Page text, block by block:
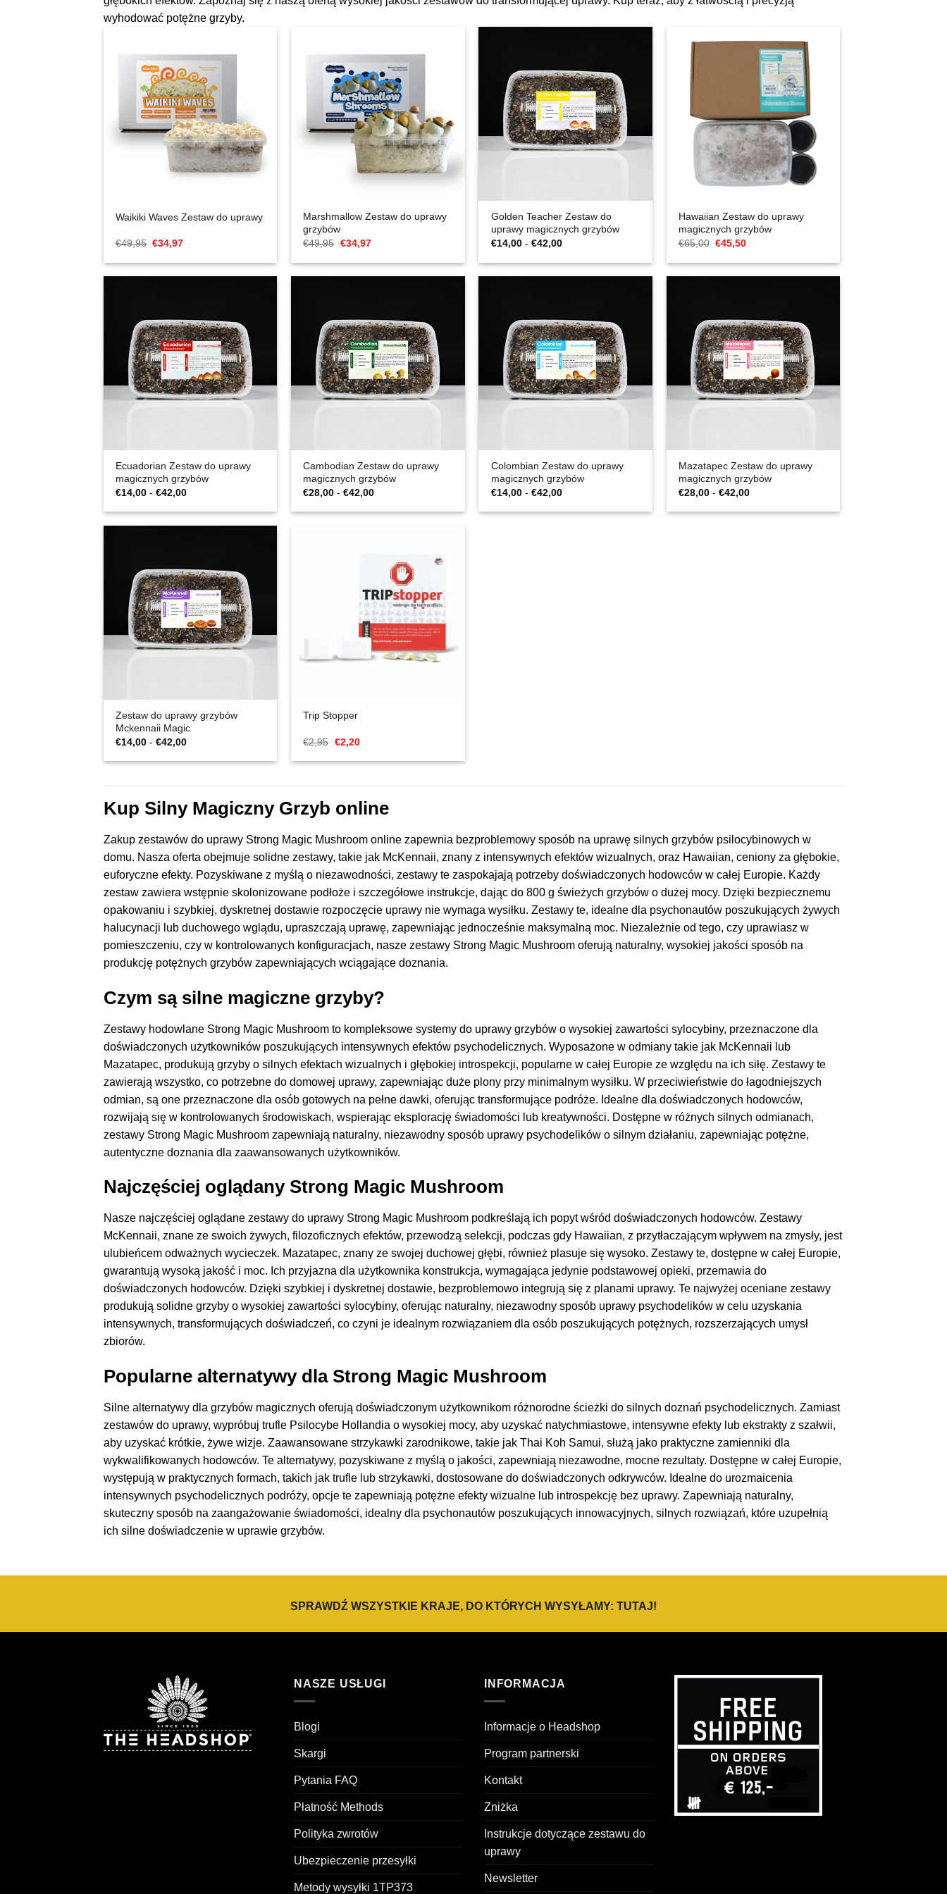
wyhodować potężne grzyby.
Waikiki Waves Zestaw do uprawy
€49,95 Cena
wynosiła:
€34,97Aktualna
to:
Marshmallow Zestaw do uprawy
grzybów
€49,95 Cena
wynosiła:
€34,97Aktualna
to:
Golden Teacher Zestaw do
uprawy magicznych grzybów
€14,00 - €42,00Zakres
€14,00
Hawaiian Zestaw do uprawy
magicznych grzybów
€65,00 Cena
wynosiła:
€45,50Aktualna
to:
Ecuadorian Zestaw do uprawy
magicznych grzybów
€14,00 - €42,00Zakres
€14,00
Cambodian Zestaw do uprawy
magicznych grzybów
€28,00 - €42,00Zakres
€28,00
Colombian Zestaw do uprawy
magicznych grzybów
€14,00 - €42,00Zakres
€14,00
Mazatapec Zestaw do uprawy
magicznych grzybów
€28,00 - €42,00Zakres
€28,00
Zestaw do uprawy grzybów
Mckennaii Magic
€14,00 - €42,00Zakres
€14,00
Trip Stopper
€2,95 Cena
wynosiła:
€2,20Aktualna
to:
Kup Silny Magiczny Grzyb online
Zakup zestawów do uprawy Strong Magic Mushroom online zapewnia bezproblemowy sposób na uprawę silnych grzybów psilocybinowych w
domu. Nasza oferta obejmuje solidne zestawy, takie jak McKennaii, znany z intensywnych efektów wizualnych, oraz Hawaiian, ceniony za głębokie,
euforyczne efekty. Pozyskiwane z myślą o niezawodności, zestawy te zaspokajają potrzeby doświadczonych hodowców w całej Europie. Każdy
zestaw zawiera wstępnie skolonizowane podłoże i szczegółowe instrukcje, dając do 800 g świeżych grzybów o dużej mocy. Dzięki bezpiecznemu
opakowaniu i szybkiej, dyskretnej dostawie rozpoczęcie uprawy nie wymaga wysiłku. Zestawy te, idealne dla psychonautów poszukujących żywych
halucynacji lub duchowego wglądu, upraszczają uprawę, zapewniając jednocześnie maksymalną moc. Niezależnie od tego, czy uprawiasz w
pomieszczeniu, czy w kontrolowanych konfiguracjach, nasze zestawy Strong Magic Mushroom oferują naturalny, wysokiej jakości sposób na
produkcję potężnych grzybów zapewniających wciągające doznania.
Czym są silne magiczne grzyby?
Zestawy hodowlane Strong Magic Mushroom to kompleksowe systemy do uprawy grzybów o wysokiej zawartości sylocybiny, przeznaczone dla
doświadczonych użytkowników poszukujących intensywnych efektów psychodelicznych. Wyposażone w odmiany takie jak McKennaii lub
Mazatapec, produkują grzyby o silnych efektach wizualnych i głębokiej introspekcji, popularne w całej Europie ze względu na ich siłę. Zestawy te
zawierają wszystko, co potrzebne do domowej uprawy, zapewniając duże plony przy minimalnym wysiłku. W przeciwieństwie do łagodniejszych
odmian, są one przeznaczone dla osób gotowych na pełne dawki, oferując transformujące podróże. Idealne dla doświadczonych hodowców,
rozwijają się w kontrolowanych środowiskach, wspierając eksplorację świadomości lub kreatywności. Dostępne w różnych silnych odmianach,
zestawy Strong Magic Mushroom zapewniają naturalny, niezawodny sposób uprawy psychodelików o silnym działaniu, zapewniając potężne,
autentyczne doznania dla zaawansowanych użytkowników.
Najczęściej oglądany Strong Magic Mushroom
Nasze najczęściej oglądane zestawy do uprawy Strong Magic Mushroom podkreślają ich popyt wśród doświadczonych hodowców. Zestawy
McKennaii, znane ze swoich żywych, filozoficznych efektów, przewodzą selekcji, podczas gdy Hawaiian, z przytłaczającym wpływem na zmysły, jest
ulubieńcem odważnych wycieczek. Mazatapec, znany ze swojej duchowej głębi, również plasuje się wysoko. Zestawy te, dostępne w całej Europie,
gwarantują wysoką jakość i moc. Ich przyjazna dla użytkownika konstrukcja, wymagająca jedynie podstawowej opieki, przemawia do
doświadczonych hodowców. Dzięki szybkiej i dyskretnej dostawie, bezproblemowo integrują się z planami uprawy. Te najwyżej oceniane zestawy
produkują solidne grzyby o wysokiej zawartości sylocybiny, oferując naturalny, niezawodny sposób uprawy psychodelików w celu uzyskania
intensywnych, transformujących doświadczeń, co czyni je idealnym rozwiązaniem dla osób poszukujących potężnych, rozszerzających umysł
zbiorów.
Popularne alternatywy dla Strong Magic Mushroom
Silne alternatywy dla grzybów magicznych oferują doświadczonym użytkownikom różnorodne ścieżki do silnych doznań psychodelicznych. Zamiast
zestawów do uprawy, wypróbuj trufle Psilocybe Hollandia o wysokiej mocy, aby uzyskać natychmiastowe, intensywne efekty lub ekstrakty z szałwii,
aby uzyskać krótkie, żywe wizje. Zaawansowane strzykawki zarodnikowe, takie jak Thai Koh Samui, służą jako praktyczne zamienniki dla
wykwalifikowanych hodowców. Te alternatywy, pozyskiwane z myślą o jakości, zapewniają niezawodne, mocne rezultaty. Dostępne w całej Europie,
występują w praktycznych formach, takich jak trufle lub strzykawki, dostosowane do doświadczonych odkrywców. Idealne do urozmaicenia
intensywnych psychodelicznych podróży, opcje te zapewniają potężne efekty wizualne lub introspekcję bez uprawy. Zapewniają naturalny,
skuteczny sposób na zaangażowanie świadomości, idealny dla psychonautów poszukujących innowacyjnych, silnych rozwiązań, które uzupełnią
ich silne doświadczenie w uprawie grzybów.
SPRAWDŹ WSZYSTKIE KRAJE, DO KTÓRYCH WYSYŁAMY: TUTAJ!
NASZE USŁUGI
Blogi
Skargi
Pytania FAQ
Płatność Methods
Polityka zwrotów
Ubezpieczenie przesyłki
Metody wysyłki 1TP373
INFORMACJA
Informacje o Headshop
Program partnerski
Kontakt
Zniżka
Instrukcje dotyczące zestawu do
uprawy
Newsletter